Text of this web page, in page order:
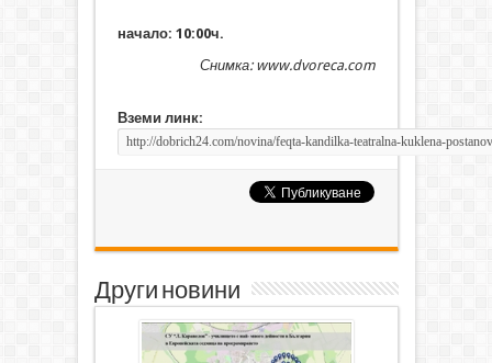
начало: 10:00ч.
Снимка: www.dvoreca.com
Вземи линк:
Други новини